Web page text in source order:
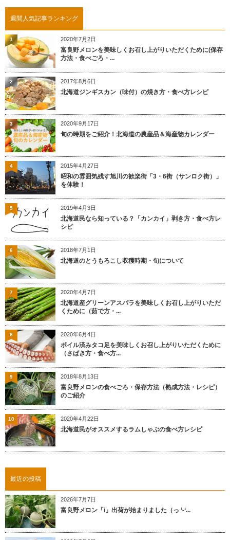
週間人気記事ランキング
2020年7月2日
富良野メロンを美味しくお召し上がりいただくために(保存
方法・食べごろ・...
1
2017年8月6日
北海道ジンギスカン（味付）の焼き方・食べ方レシピ
2
2020年9月17日
旬の時期をご紹介！北海道の農産品＆海産物カレンダー
3
2015年4月27日
昭和の雰囲気残す旭川の歓楽街「3・6街（サンロク街）」
を体験！
4
2019年4月3日
北海道民なら知っている？「カンカイ」剥き方・食べ方レ
シピ
5
2018年7月1日
北海道のとうもろこし収穫時期・旬について
6
2020年4月7日
北海道産グリーンアスパラを美味しくお召し上がりいただ
くために（茹で方・...
7
2020年6月4日
ボイル済みタコ足を美味しくお召し上がりいただくために
（さばき方・食べ方...
8
2018年8月13日
富良野メロンの食べごろ・保存方法（熟成方法・レシピ）
のご紹介
9
2020年4月22日
北海道民がオススメするラムしゃぶの食べ方レシピ
10
最近の投稿
2026年7月7日
富良野メロン「i」出荷が始まりました（っ ‘-‘...